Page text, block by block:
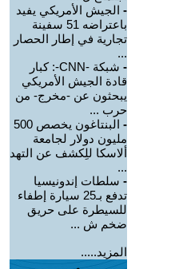
- الجيش الأمريكي يفيد
باعتراضه 51 سفينة
تجارية في إطار الحصار
...
-
شبكة -CNN-: كبار
قادة الجيش الأمريكي
يبحثون عن -مخرج- من
حرب ...
-
البنتاغون يخصص 500
مليون دولار لجامعة
ألاسكا للِكشف عن التهد
...
- سلطات إندونيسيا
تدفع بـ25 سيارة إطفاء
للسيطرة على حريق
ضخم ش ...
المزيد.....